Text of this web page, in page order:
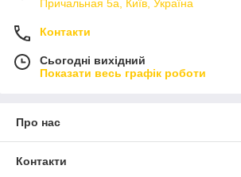
Причальная 5а, Київ, Україна
Контакти
Сьогодні вихідний
Показати весь графік роботи
Про нас
Контакти